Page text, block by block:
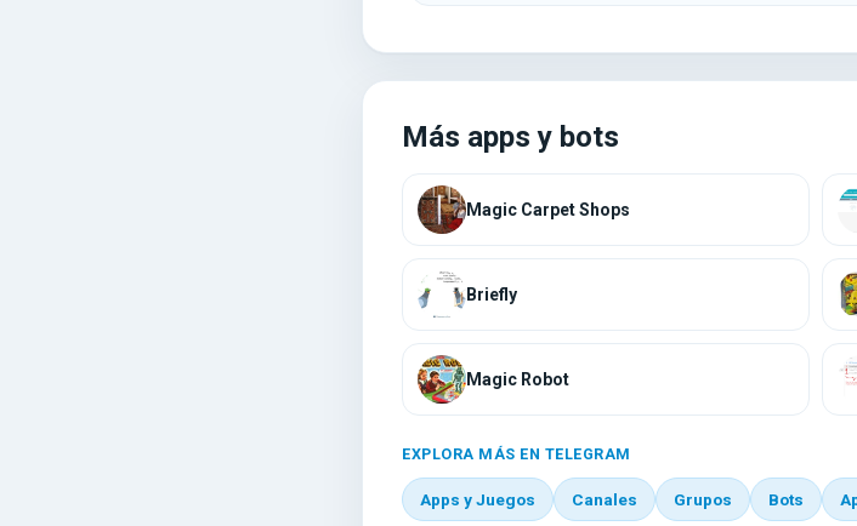
Más apps y bots
Magic Carpet Shops
Briefly
Magic Robot
EXPLORA MÁS EN TELEGRAM
Apps y Juegos Canales Grupos Bots